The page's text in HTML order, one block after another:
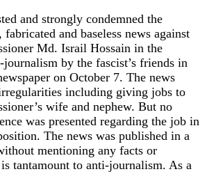
and strongly condemned the
and baseless news against
Md. Israil Hossain in the
by the fascist’s friends in
on October 7. The news
including giving jobs to
wife and nephew. But no
was presented regarding the job in
The news was published in a
mentioning any facts or
tantamount to anti-journalism. As a